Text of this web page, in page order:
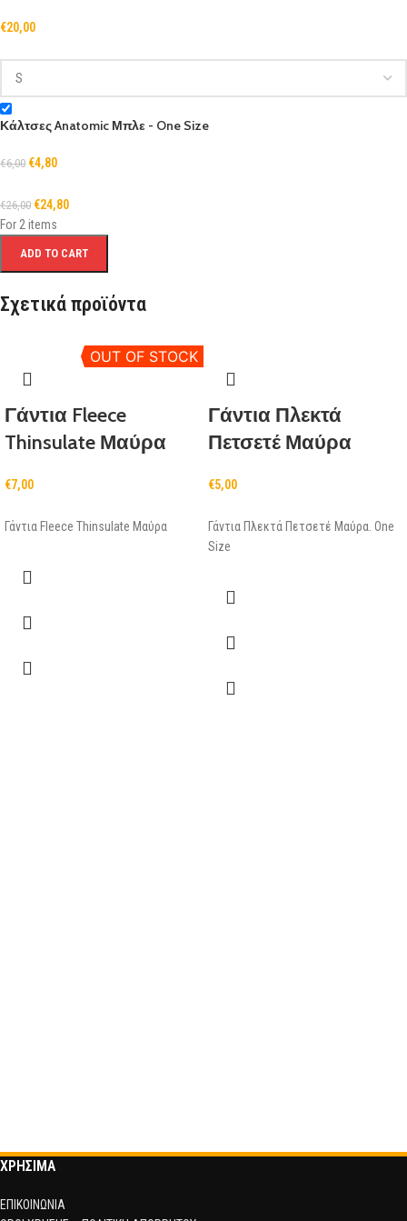
€20,00
Κάλτσες Anatomic Μπλε - One Size
€6,00 €4,80
€26,00 €24,80
For 2 items
ADD TO CART
Σχετικά προϊόντα
OUT OF STOCK
Γάντια Fleece
Thinsulate Μαύρα
€7,00
Γάντια Fleece Thinsulate Μαύρα
Γάντια Πλεκτά
Πετσετέ Μαύρα
€5,00
Γάντια Πλεκτά Πετσετέ Μαύρα. One
Size
ΧΡΗΣΙΜΑ
ΕΠΙΚΟΙΝΩΝΙΑ